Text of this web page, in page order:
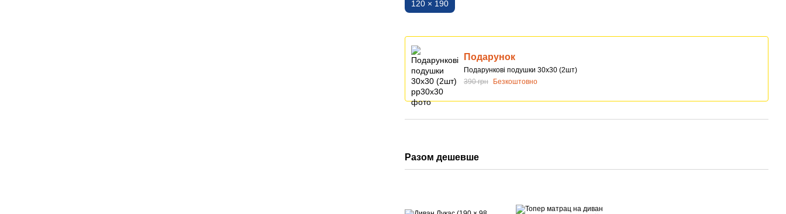
120 × 190
Подарунок
Подарункові подушки 30х30 (2шт)
390 грн
Безкоштовно
Разом дешевше